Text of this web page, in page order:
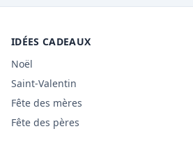
IDÉES CADEAUX
Noël
Saint-Valentin
Fête des mères
Fête des pères